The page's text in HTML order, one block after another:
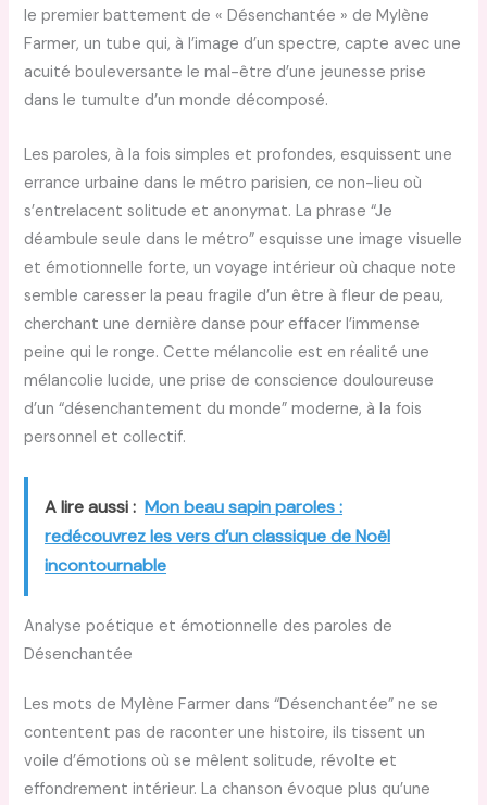
le premier battement de « Désenchantée » de Mylène
Farmer, un tube qui, à l’image d’un spectre, capte avec une
acuité bouleversante le mal-être d’une jeunesse prise
dans le tumulte d’un monde décomposé.
Les paroles, à la fois simples et profondes, esquissent une
errance urbaine dans le métro parisien, ce non-lieu où
s’entrelacent solitude et anonymat. La phrase “Je
déambule seule dans le métro” esquisse une image visuelle
et émotionnelle forte, un voyage intérieur où chaque note
semble caresser la peau fragile d’un être à fleur de peau,
cherchant une dernière danse pour effacer l’immense
peine qui le ronge. Cette mélancolie est en réalité une
mélancolie lucide, une prise de conscience douloureuse
d’un “désenchantement du monde” moderne, à la fois
personnel et collectif.
A lire aussi : Mon beau sapin paroles :
redécouvrez les vers d’un classique de Noël
incontournable
Analyse poétique et émotionnelle des paroles de
Désenchantée
Les mots de Mylène Farmer dans “Désenchantée” ne se
contentent pas de raconter une histoire, ils tissent un
voile d’émotions où se mêlent solitude, révolte et
effondrement intérieur. La chanson évoque plus qu’une